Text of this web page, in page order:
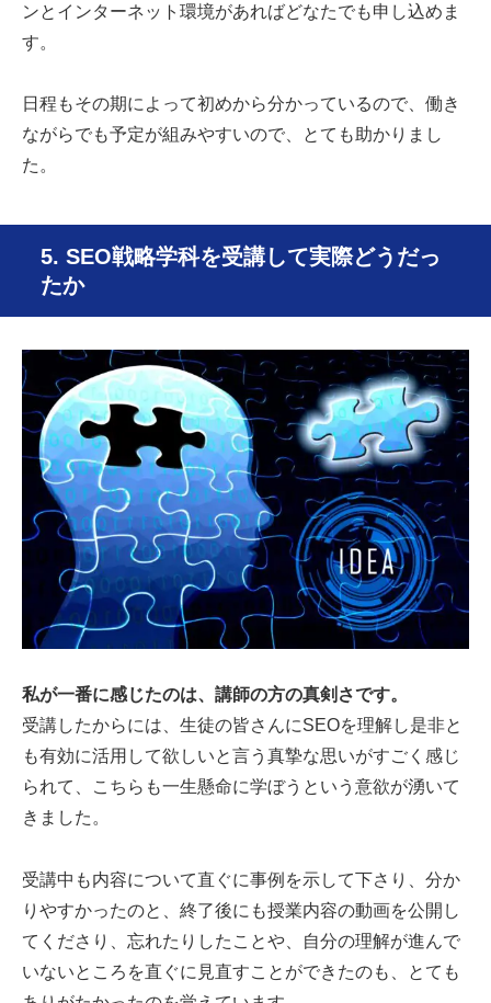
ンとインターネット環境があればどなたでも申し込めま
す。
日程もその期によって初めから分かっているので、働き
ながらでも予定が組みやすいので、とても助かりまし
た。
5. SEO戦略学科を受講して実際どうだっ
たか
私が一番に感じたのは、講師の方の真剣さです。
受講したからには、生徒の皆さんにSEOを理解し是非と
も有効に活用して欲しいと言う真摯な思いがすごく感じ
られて、こちらも一生懸命に学ぼうという意欲が湧いて
きました。
受講中も内容について直ぐに事例を示して下さり、分か
りやすかったのと、終了後にも授業内容の動画を公開し
てくださり、忘れたりしたことや、自分の理解が進んで
いないところを直ぐに見直すことができたのも、とても